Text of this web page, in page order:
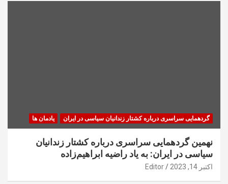
گردهمایی سراسری درباره کشتار زندانیان سیاسی در ایران یادمان ها
نهمین گردهمایی سراسری درباره کشتار زندانیان
سیاسی در ایران: به یاد راضیه ابراهیم‌زاده
اکتبر 14, 2023 Editor